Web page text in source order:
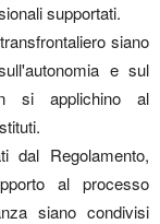
supportati.
siano
e sul
si applichino al
dal Regolamento,
al processo
siano condivisi